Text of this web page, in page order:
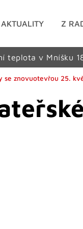
AKTUALITY Z
teplota v Mníšku
se znovuotevřou 25.